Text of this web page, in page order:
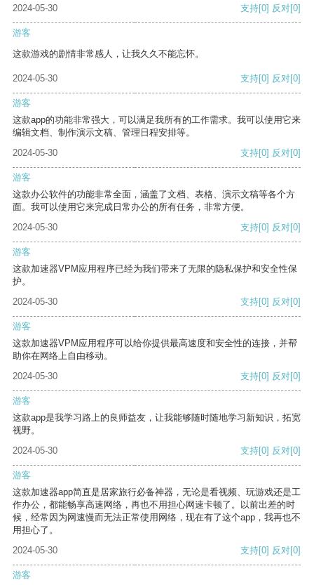
2024-05-30 支持[0] 反对[0]
游客
这款游戏的剧情非常感人，让我久久不能忘怀。
2024-05-30 支持[0] 反对[0]
游客
这款app的功能非常强大，可以满足我所有的工作需求。我可以使用它来
编辑文档、制作演示文稿、管理日程安排等。
2024-05-30
支持[0] 反对[0]
游客
这款办公软件的功能非常全面，涵盖了文档、表格、演示文稿等各个方
面。我可以使用它来完成日常办公的所有任务，非常方便。
2024-05-30
支持[0] 反对[0]
游客
这款加速器VPM应用程序已经为我们带来了无限的隐私保护和安全性保
护。
2024-05-30
支持[0] 反对[0]
游客
这款加速器VPM应用程序可以给你提供最高速度和安全性的连接，并帮
助你在网络上自由移动。
2024-05-30
支持[0] 反对[0]
游客
这款app是我学习路上的良师益友，让我能够随时随地学习新知识，拓宽
视野。
2024-05-30
支持[0] 反对[0]
游客
这款加速器app简直是居家旅行必备神器，无论是看视频、玩游戏还是工
作办公，都能畅享高速网络，再也不用担心网速卡顿了。以前出差的时
候，经常因为网速慢而无法正常使用网络，现在有了这个app，我再也不
用担心了。
2024-05-30
支持[0] 反对[0]
游客